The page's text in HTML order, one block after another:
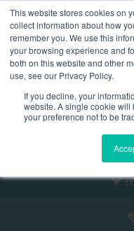
This website stores cookies on
collect information about how
remember you. We use this
your browsing experience and
both on this website and other
use, see our Privacy Policy.
If you decline, your
website. A single cookie
your preference not to be
2155 9055